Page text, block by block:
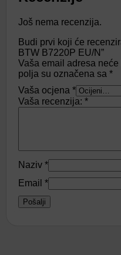
Još nema recenzija.
Budi prvi koji će
BTW B7220P EU/N”
Vaša email adresa
polja su označena sa *
Vaša ocjena *
Vaša recenzija: *
Naziv *
Email *